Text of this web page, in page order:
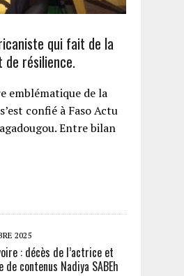
qui fait de la
de résilience.
emblématique de la
confié à Faso Actu
Entre bilan
2025
: décès de l’actrice et
contenus Nadiya SABEh